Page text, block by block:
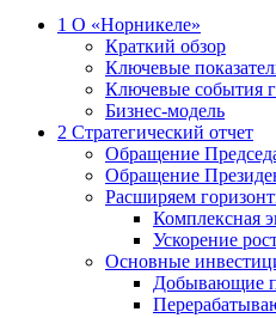
1 О «Норникеле»
Краткий обзор
Ключевые
Ключевые события
Бизнес-модель
2 Стратегический отчет
Обращение
Обращение
Расширяем
Комплексная
Ускорение
Основные
Добывающие